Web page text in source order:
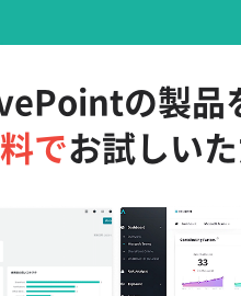
の製品
でお試しい